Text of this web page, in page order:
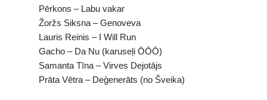
Pērkons – Labu vakar
Žoržs Siksna – Genoveva
Lauris Reinis – I Will Run
Gacho – Da Nu (karuseļi ŌŌŌ)
Samanta Tīna – Virves Dejotājs
Prāta Vētra – Deģenerāts (no Šveika)